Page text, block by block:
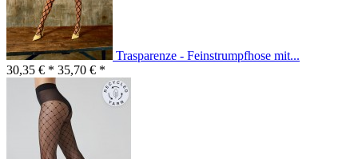
Trasparenze - Feinstrumpfhose mit...
30,35 € * 35,70 € *